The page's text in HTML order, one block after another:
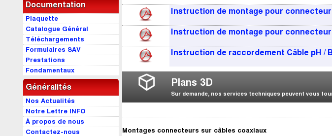
Documentation
Plaquette
Catalogue Général
Téléchargements
Formulaires SAV
Prestations
Fondamentaux
Généralités
Nos Actualités
Notre Lettre INFO
À propos de nous
Contactez-nous
Instruction de montage pour connecteur
Instruction de montage pour connecteur
Instruction de raccordement Câble pH /
Plans 3D
Sur demande, nos services techniques peuvent vous
Montages connecteurs sur câbles coaxiaux